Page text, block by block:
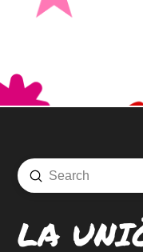
Search
Submit
LA